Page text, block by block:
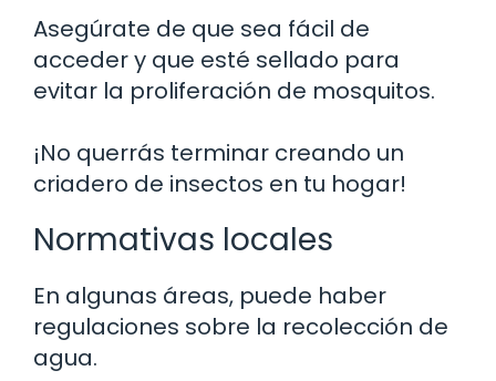
Asegúrate de que sea fácil de
acceder y que esté sellado para
evitar la proliferación de mosquitos.
¡No querrás terminar creando un
criadero de insectos en tu hogar!
Normativas locales
En algunas áreas, puede haber
regulaciones sobre la recolección de
agua.